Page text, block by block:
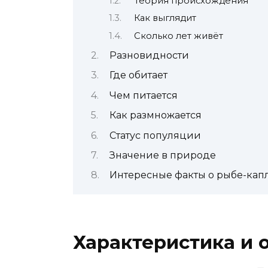
Как выглядит
Сколько лет живёт
Разновидности
Где обитает
Чем питается
Как размножается
Статус популяции
Значение в природе
Интересные факты о рыбе-
Характеристика и